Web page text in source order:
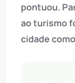
pontuou.
ao turismo
cidade